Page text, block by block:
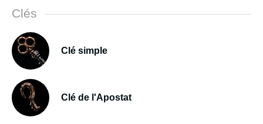
Clés
Clé simple
Clé de l'Apostat